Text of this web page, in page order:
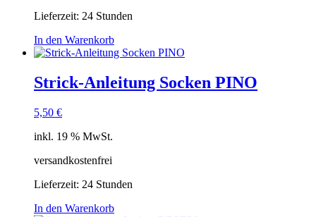
Lieferzeit: 24 Stunden
In den Warenkorb
Strick-Anleitung Socken PINO
5,50 €
inkl. 19 % MwSt.
versandkostenfrei
Lieferzeit: 24 Stunden
In den Warenkorb